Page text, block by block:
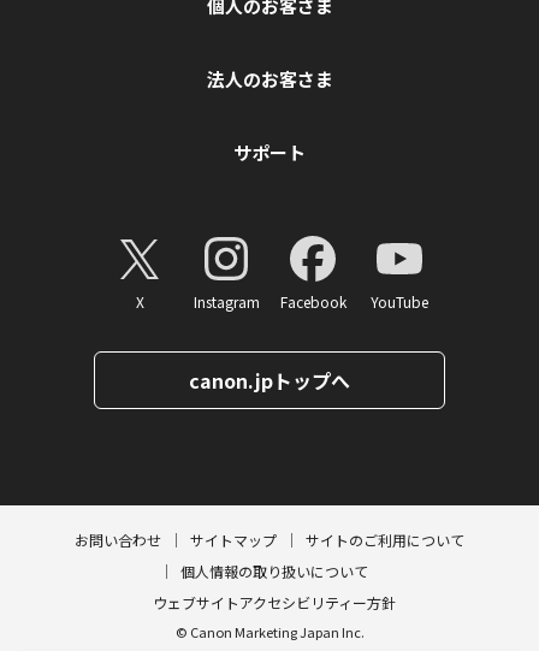
個人のお客さま
法人のお客さま
サポート
X Instagram Facebook YouTube
canon.jpトップへ
お問い合わせ サイトマップ
サイトのご利用について
個人情報の取り扱いについて
ウェブサイトアクセシビリティー方針
© Canon Marketing Japan Inc.